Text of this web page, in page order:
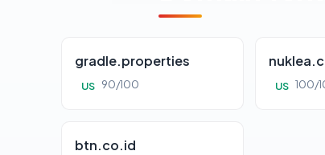
gradle.properties
US 90/100 US 100/
btn.co.id